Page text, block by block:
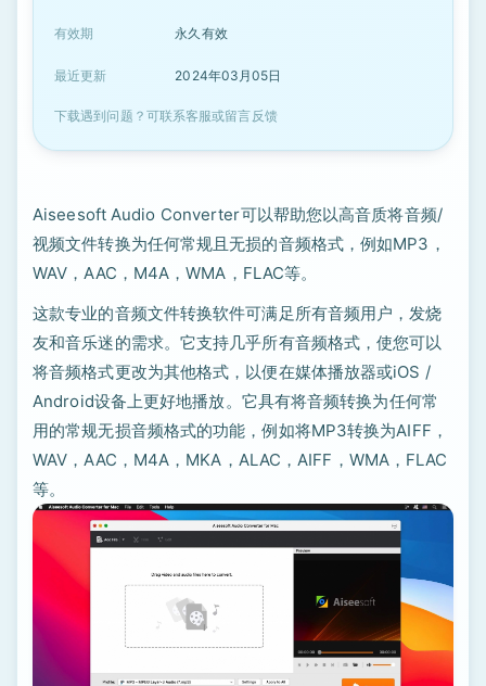
有效期 永久有效
最近更新 2024年03月05日
下载遇到问题？可联系客服或留言反馈
Aiseesoft Audio Converter可以帮助您以高音质将音频/
视频文件转换为任何常规且无损的音频格式，例如MP3，
WAV，AAC，M4A，WMA，FLAC等。
这款专业的音频文件转换软件可满足所有音频用户，发烧
友和音乐迷的需求。它支持几乎所有音频格式，使您可以
将音频格式更改为其他格式，以便在媒体播放器或iOS /
Android设备上更好地播放。它具有将音频转换为任何常
用的常规无损音频格式的功能，例如将MP3转换为AIFF，
WAV，AAC，M4A，MKA，ALAC，AIFF，WMA，FLAC
等。